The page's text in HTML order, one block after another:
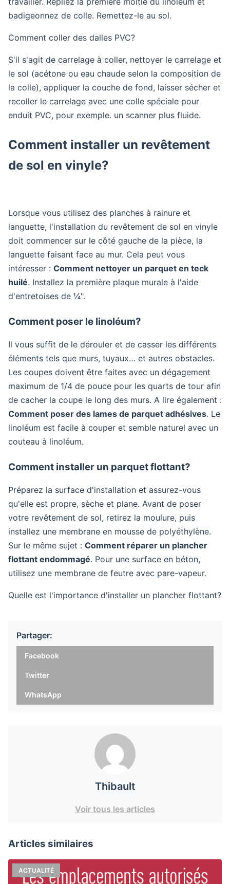
badigeonnez de colle. Remettez-le au sol.
Comment coller des dalles PVC?
S'il s'agit de carrelage à coller, nettoyer le carrelage et
le sol (acétone ou eau chaude selon la composition de
la colle), appliquer la couche de fond, laisser sécher et
recoller le carrelage avec une colle spéciale pour
enduit PVC, pour exemple. un scanner plus fluide.
Comment installer un revêtement
de sol en vinyle?
Lorsque vous utilisez des planches à rainure et
languette, l'installation du revêtement de sol en vinyle
doit commencer sur le côté gauche de la pièce, la
languette faisant face au mur. Cela peut vous
intéresser : Comment nettoyer un parquet en teck
huilé. Installez la première plaque murale à l'aide
d'entretoises de ¼".
Comment poser le linoléum?
Il vous suffit de le dérouler et de casser les différents
éléments tels que murs, tuyaux… et autres obstacles.
Les coupes doivent être faites avec un dégagement
maximum de 1/4 de pouce pour les quarts de tour afin
de cacher la coupe le long des murs. A lire également :
Comment poser des lames de parquet adhésives. Le
linoléum est facile à couper et semble naturel avec un
couteau à linoléum.
Comment installer un parquet flottant?
Préparez la surface d'installation et assurez-vous
qu'elle est propre, sèche et plane. Avant de poser
votre revêtement de sol, retirez la moulure, puis
installez une membrane en mousse de polyéthylène.
Sur le même sujet : Comment réparer un plancher
flottant endommagé. Pour une surface en béton,
utilisez une membrane de feutre avec pare-vapeur.
Quelle est l'importance d'installer un plancher flottant?
Partager:
Facebook
Twitter
WhatsApp
Thibault
Voir tous les articles
Articles similaires
ACTUALITÉ